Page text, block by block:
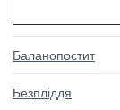
Баланопостит
Безпліддя